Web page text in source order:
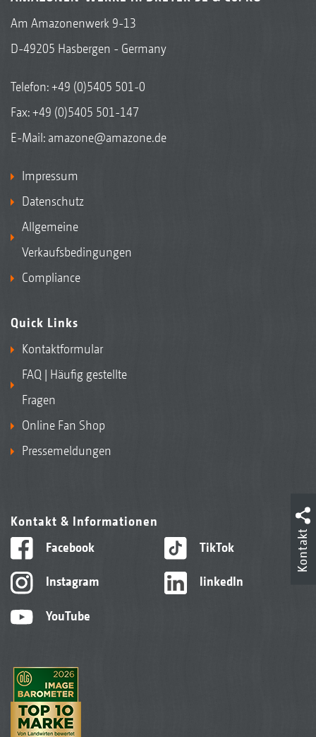
Am Amazonenwerk 9-13
D-49205 Hasbergen - Germany
Telefon:+49 (0)5405 501-0
Fax: +49 (0)5405 501-147
E-Mail: amazone@amazone.de
Impressum
Datenschutz
Allgemeine
Verkaufsbedingungen
Compliance
Quick Links
Kontaktformular
FAQ | Häufig gestellte
Fragen
Online Fan Shop
Pressemeldungen
Kontakt & Informationen
Facebook
Instagram
YouTube
TikTok
linkedIn
Kontakt